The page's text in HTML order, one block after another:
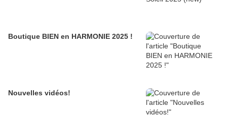
Boutique BIEN en HARMONIE 2025 !
Nouvelles vidéos!